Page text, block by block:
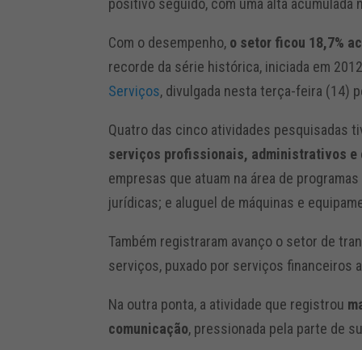
Com o desempenho, o setor ficou 18,7%
recorde da série histórica, iniciada em
Serviços, divulgada nesta terça-feira (14)
Quatro das cinco atividades pesquisadas
serviços profissionais, administrativos e
empresas que atuam na área de
jurídicas; e aluguel de máquinas e
Também registraram avanço o setor de
serviços, puxado por serviços financeiros
Na outra ponta, a atividade que registrou
comunicação, pressionada pela parte de